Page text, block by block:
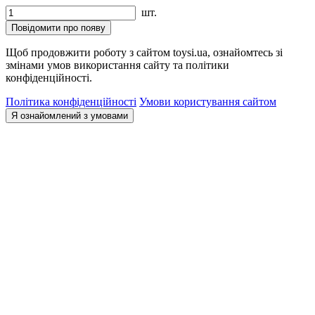
шт.
Повідомити про появу
Щоб продовжити роботу з сайтом toysi.ua, ознайомтесь зі
змінами умов використання сайту та політики
конфіденційності.
Політика конфіденційності Умови користування сайтом
Я ознайомлений з умовами